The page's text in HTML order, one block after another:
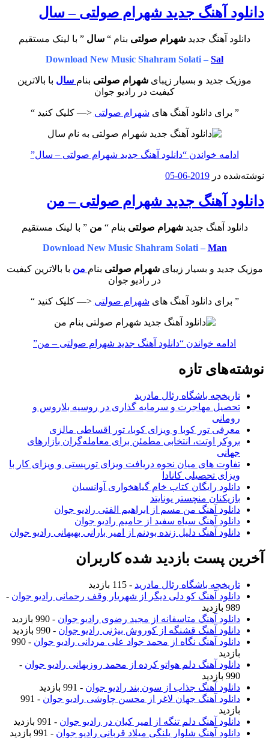
دانلود آهنگ جدید شهرام صولتی – سال
دانلود آهنگ جدید شهرام صولتی بنام “ سال ” با لینک مستقیم
Download New Music Shahram Solati – Sal
موزیک جدید و بسیار زیبای شهرام صولتی بنام سال با بالاترین
کیفیت در رادیو جوان
” برای دانلود آهنگ های شهرام صولتی <— کلیک کنید “
ادامه خواندن “دانلود آهنگ جدید شهرام صولتی – سال”
نوشته‌شده در 2019-06-05
دانلود آهنگ جدید شهرام صولتی – من
دانلود آهنگ جدید شهرام صولتی بنام “ من” با لینک مستقیم
Download New Music Shahram Solati – Man
موزیک جدید و بسیار زیبای شهرام صولتی بنام من با بالاترین کیفیت
در رادیو جوان
” برای دانلود آهنگ های شهرام صولتی <— کلیک کنید “
ادامه خواندن “دانلود آهنگ جدید شهرام صولتی – من”
نوشته‌های تازه
تاریخچه باشگاه رئال مادرید
تحصیل مهاجرت و سرمایه گذاری در روسیه بلاروس و
رومانی
معرفی تور کوبا و ویزای کوبا، تور اقساطی مالزی
بروکر اوتت، انتخابی مطمئن برای معامله‌گران بازارهای
جهانی
تفاوت های میان نحوه دریافت ویزای توریستی و ویزای کار با
ویزای تحصیلی کانادا
دانلود رایگان کتاب خام گیاهخواری آوانسیان
بازیکنان منچستر یونایتد
دانلود آهنگ من مسم از ابراهیم الفتی رادیو جوان
دانلود آهنگ سیاه سفید از حامیم رادیو جوان
دانلود آهنگ دلیل زنده بودنم از امیر بارانی بهبهانی رادیو جوان
آخرین پست بازدید شده کاربران
تاریخچه باشگاه رئال مادرید - 115 بازدید
دانلود آهنگ کو دلی دیگر از شهریار وقف رحمانی رادیو جوان -
989 بازدید
دانلود آهنگ متاسفانه از مجید رضوی رادیو جوان - 990 بازدید
دانلود آهنگ قشنگه از کوروش بیژنی رادیو جوان - 990 بازدید
دانلود آهنگ نگاه از محمد جواد علی مردانی رادیو جوان
- 990
بازدید
دانلود آهنگ دلم هواتو کرده از محمد روزبهانی رادیو جوان -
990 بازدید
دانلود آهنگ جذاب از سون بند رادیو جوان - 991 بازدید
دانلود آهنگ جهان لاغر از محسن چاوشی رادیو جوان
- 991
بازدید
دانلود آهنگ دلم تنگه از امیر کیان در رادیو جوان - 991 بازدید
دانلود آهنگ شلوار پلنگی میلاد قربانی رادیو جوان - 991 بازدید